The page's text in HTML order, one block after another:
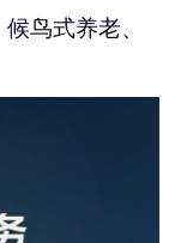
鸟式养老、